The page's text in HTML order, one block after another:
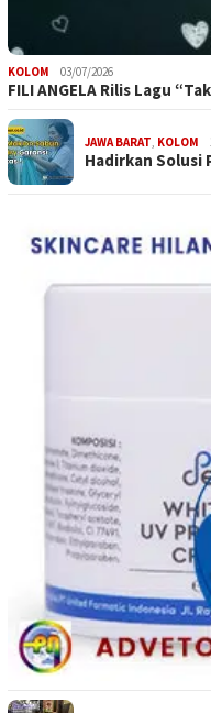
KOLOM 03/07/2026
FILI ANGELA Rilis Lagu
JAWA BARAT, KOLOM
Hadirkan